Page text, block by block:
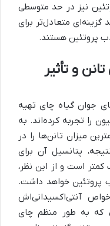
نیز در حد متوسطی
متعادل‌تر برای
پروتئین هستند.
و تأثیر
جوان گیاه چای تهیه
را تجربه کرده‌اند. به
میزان تانن‌ها را در
پتانسیل آن برای
است و از این نظر،
پروتئین خواهد داشت.
آنتی‌اکسیدانی‌اش
که به طور منظم چای